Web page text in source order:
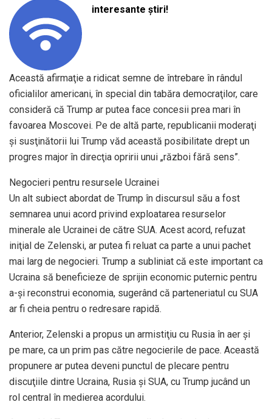
interesante știri!
Această afirmaţie a ridicat semne de întrebare în rândul
oficialilor americani, în special din tabăra democraţilor, care
consideră că Trump ar putea face concesii prea mari în
favoarea Moscovei. Pe de altă parte, republicanii moderaţi
şi susţinătorii lui Trump văd această posibilitate drept un
progres major în direcţia opririi unui „război fără sens”.
Negocieri pentru resursele Ucrainei
Un alt subiect abordat de Trump în discursul său a fost
semnarea unui acord privind exploatarea resurselor
minerale ale Ucrainei de către SUA. Acest acord, refuzat
iniţial de Zelenski, ar putea fi reluat ca parte a unui pachet
mai larg de negocieri. Trump a subliniat că este important ca
Ucraina să beneficieze de sprijin economic puternic pentru
a-şi reconstrui economia, sugerând că parteneriatul cu SUA
ar fi cheia pentru o redresare rapidă.
Anterior, Zelenski a propus un armistiţiu cu Rusia în aer şi
pe mare, ca un prim pas către negocierile de pace. Această
propunere ar putea deveni punctul de plecare pentru
discuţiile dintre Ucraina, Rusia şi SUA, cu Trump jucând un
rol central în medierea acordului.